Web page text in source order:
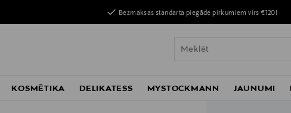
Bezmaksas standarta piegāde pirkumiem virs €120!
KOSMĒTIKA DELIKATESS MYSTOCKMANN JAUNUMI